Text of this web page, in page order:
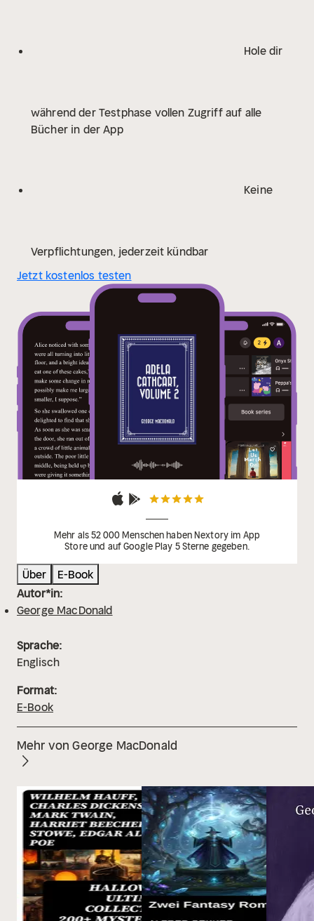
Hole dir
während der Testphase vollen Zugriff auf alle
Bücher in der App
Keine
Verpflichtungen, jederzeit kündbar
Jetzt kostenlos testen
Mehr als 52 000 Menschen haben Nextory im App
Store und auf Google Play 5 Sterne gegeben.
Über
E-Book
Autor*in:
George MacDonald
Sprache:
Englisch
Format:
E-Book
Mehr von George MacDonald